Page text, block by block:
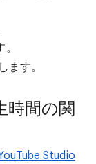
ます。
時間の関
Studio